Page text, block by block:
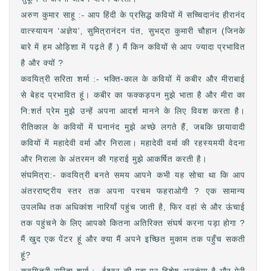
अरुण कुमार साहू :- आप हिंदी के प्रसिद्ध कवियों में सच्चिदानंद हीरानंद
वात्स्यायन ‘अज्ञेय’, सुमित्रानंदन पंत, सुभद्रा कुमारी चौहान (जिनके
बारे में हम ओड़िशा में पढ़ते हैं ) मैं किन कवियों से आप ज्यादा प्रभावित
है और क्यों ?
कवयित्री सरिता शर्मा :- भक्ति-काल के कवियों में कबीर और मीराबाई
से बेहद प्रभावित हूं। कबीर का फक्कड़पन मुझे भाता है और मीरा का
नि:शर्त प्रेम मुझे उन्हें अपना आदर्श मानने के लिए विवश करता है।
रीतिकाल के कवियों में घनानंद मुझे अच्छे लगते हैं, जबकि छायावादी
कवियों में महादेवी वर्मा और निराला। महादेवी वर्मा की रहस्यमयी वेदना
और निराला के अंतरमन की गहराई मुझे आकर्षित करती है।
संघमित्रा:- कवयित्री बनते समय आपने कभी यह सोचा था कि आप
अंतरराष्ट्रीय स्तर तक अपना परचम फहराओगी ? एक सामान्य
उपलब्धि तक अधिकांश नारियाँ पहुंच जाती है, फिर वहां से और ऊंचाई
तक पहुंचने के लिए आपको कितना अतिरिक्त संघर्ष करना पड़ा होगा ?
मैं खुद एक पेंटर हूं और क्या मैं अपने इच्छित मुकाम तक पहुँच सकती
हूं?